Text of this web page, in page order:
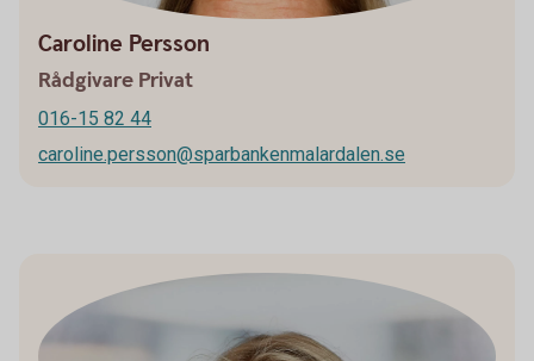
Caroline Persson
Rådgivare Privat
016-15 82 44
caroline.persson@sparbankenmalardalen.se